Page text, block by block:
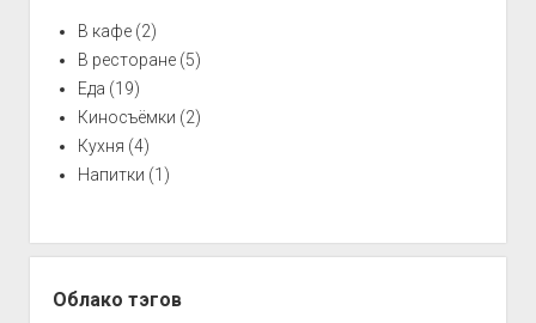
В кафе(2)
В ресторане(5)
Еда (19)
Киносъёмки (2)
Кухня (4)
Напитки (1)
Облако тэгов